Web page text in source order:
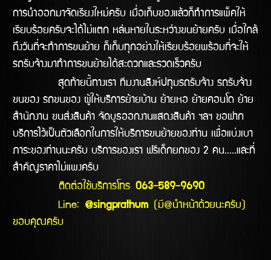
การนำออกมาจัดเรียงใหม่ครับ เมื่อเก็บของแล้วก็ทำการแพ็คให้
เรียบร้อยครับจะได้ไม่แตก หล่นหายในระหว่างขนย้ายครับ เมื่อใกล้
ถึงวันที่จะทำการขนย้าย ก็เก็บทุกอย่างให้เรียบร้อยพร้อมที่จะให้
รถรับจ้างมาทำการขนย้ายได้สะดวกและรวดเร็วครับ
สุดท้ายนี้ทางเรา ทีมงานสิงห์ปทุมรถรับจ้าง รถรับจ้าง
ขนของ รถขนของ ผู้ให้บริการย้ายบ้าน ย้ายหอ ย้ายคอนโด ย้าย
สำนักงาน ขนส่งสินค้า จัดบูธออกงานแสดงสินค้า ฯลฯ ขอฝาก
บริการไว้เป็นตัวเลือกในการให้บริการขนย้ายของท่าน เพื่อแบ่งเบา
ภาระของท่านนะครับ บริการของเรา ฟรีเด็กยกของ 2 คน.....และที่
สำคัญราคาไม่แพงครับ
ติดต่อใช้บริการโทร 063-589-9690
Line: @singprathum (มี@นำหน้าด้วยนะครับ)
ขอบคุณครับ